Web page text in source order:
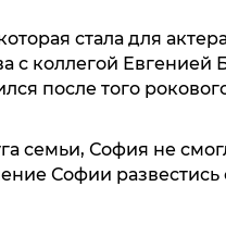
стала для
с коллегой Евгенией
после того
семьи, София не
Софии развестись